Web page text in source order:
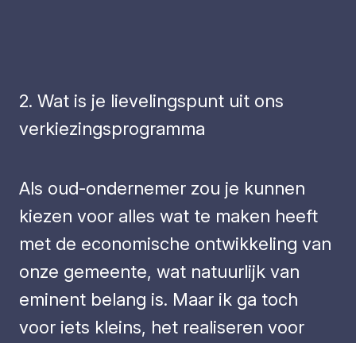
2. Wat is je lievelingspunt uit ons
verkiezingsprogramma
Als oud-ondernemer zou je kunnen
kiezen voor alles wat te maken heeft
met de economische ontwikkeling van
onze gemeente, wat natuurlijk van
eminent belang is. Maar ik ga toch
voor iets kleins, het realiseren voor